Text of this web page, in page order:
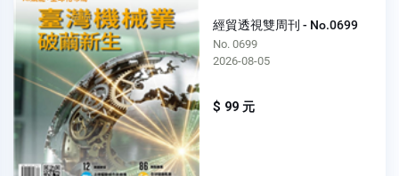
經貿透視雙周刊 - No.0699
No. 0699
2026-08-05
$ 99 元